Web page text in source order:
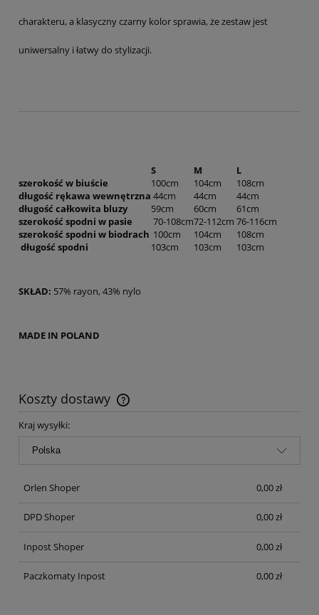
charakteru, a klasyczny czarny kolor sprawia, że zestaw jest
uniwersalny i łatwy do stylizacji.
S M
L
szerokość w biuście
100cm 104cm
108cm
długość rękawa wewnętrzna 44cm 44cm
44cm
długość całkowita bluzy
59cm 60cm
61cm
szerokość spodni w pasie
70-108cm72-112cm 76-116cm
szerokość spodni w biodrach 100cm 104cm
108cm
długość spodni
103cm 103cm 103cm
SKŁAD: 57% rayon, 43% nylo
MADE IN POLAND
Koszty dostawy
Cena nie zawiera ewentualnych kosztów płatności
Kraj wysyłki:
Orlen Shoper 0,00 zł
DPD Shoper 0,00 zł
Inpost Shoper 0,00 zł
Paczkomaty Inpost 0,00 zł